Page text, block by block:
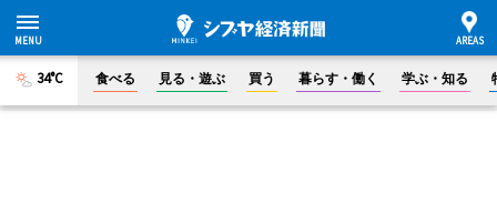
34°C 食べる 見る・遊ぶ 買う 暮らす・働く 学ぶ・知る